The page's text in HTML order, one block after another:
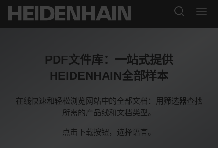
PDF文件库：一站式提供
HEIDENHAIN全部样本
在线快速和轻松浏览网站中的全部文档：用筛选器查找
所需的产品线和文档类型。
点击下载按钮，选择语言。